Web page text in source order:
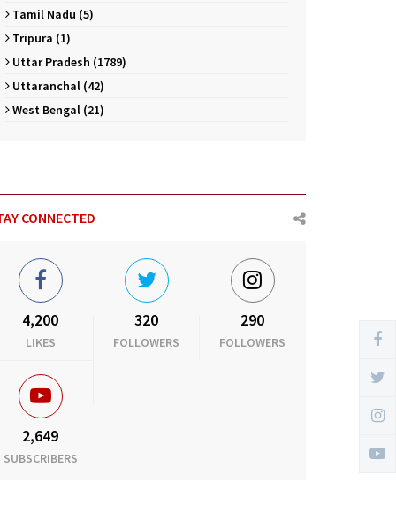
Tamil Nadu (5)
Tripura (1)
Uttar Pradesh (1789)
Uttaranchal (42)
West Bengal (21)
CONNECTED
4,200
LIKES
320
FOLLOWERS
290
FOLLOWERS
2,649
SUBSCRIBERS